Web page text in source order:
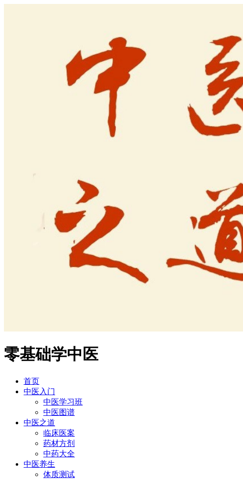
零基础学中医
首页
中医入门
中医学习班
中医图谱
中医之道
临床医案
药材方剂
中药大全
中医养生
体质测试